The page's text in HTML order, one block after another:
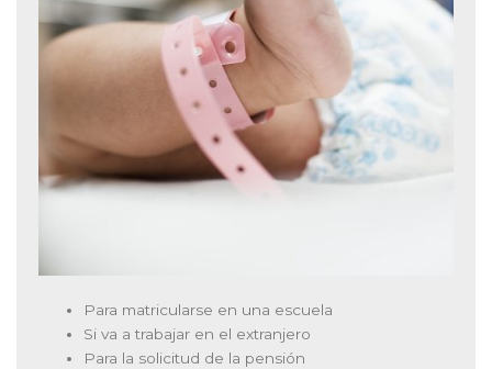
Para matricularse en una escuela
Si va a trabajar en el extranjero
Para la solicitud de la pensión